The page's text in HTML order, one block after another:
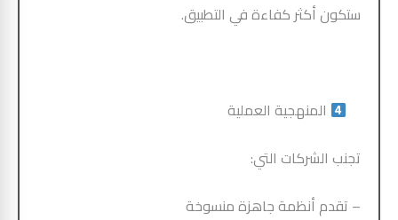
ستكون أكثر كفاءة في التطبيق.
المنهجية العملية
تجنب الشركات التي:
– تقدم أنظمة جاهزة منسوخة